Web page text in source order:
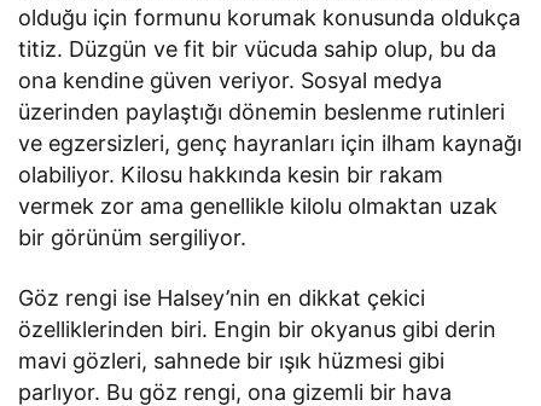
olduğu için formunu korumak konusunda oldukça
titiz. Düzgün ve fit bir vücuda sahip olup, bu da
ona kendine güven veriyor. Sosyal medya
üzerinden paylaştığı dönemin beslenme rutinleri
ve egzersizleri, genç hayranları için ilham kaynağı
olabiliyor. Kilosu hakkında kesin bir rakam
vermek zor ama genellikle kilolu olmaktan uzak
bir görünüm sergiliyor.
Göz rengi ise Halsey’nin en dikkat çekici
özelliklerinden biri. Engin bir okyanus gibi derin
mavi gözleri, sahnede bir ışık hüzmesi gibi
parlıyor. Bu göz rengi, ona gizemli bir hava